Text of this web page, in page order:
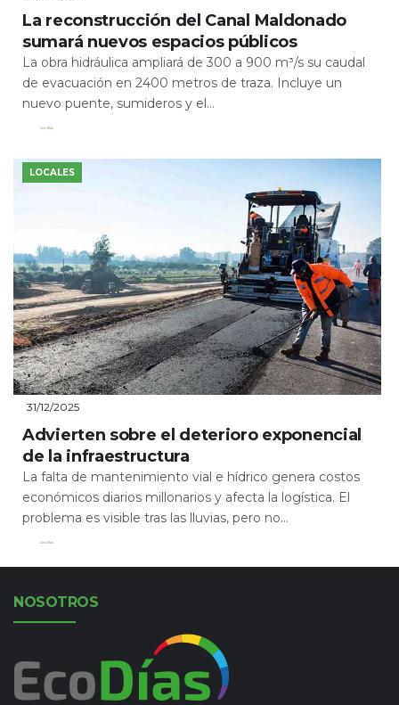
La reconstrucción del Canal Maldonado
sumará nuevos espacios públicos
La obra hidráulica ampliará de 300 a 900 m³/s su caudal
de evacuación en 2400 metros de traza. Incluye un
nuevo puente, sumideros y el...
Leer Más
LOCALES
31/12/2025
Advierten sobre el deterioro exponencial
de la infraestructura
La falta de mantenimiento vial e hídrico genera costos
económicos diarios millonarios y afecta la logística. El
problema es visible tras las lluvias, pero no...
Leer Más
NOSOTROS